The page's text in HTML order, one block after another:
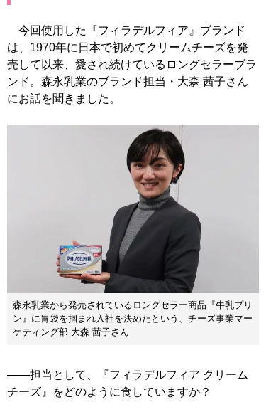
今回使用した『フィラデルフィア』ブランド
は、1970年に日本で初めてクリームチーズを発
売して以来、愛され続けているロングセラーブラ
ンド。森永乳業のブランド担当・大森 茜子さん
にお話を聞きました。
森永乳業から発売されているロングセラー商品『牛乳プリ
ン』に胃袋を掴まれ入社を決めたという、チーズ事業マー
ケティング部 大森 茜子さん
――担当として、『フィラデルフィア クリーム
チーズ』をどのように食していますか？